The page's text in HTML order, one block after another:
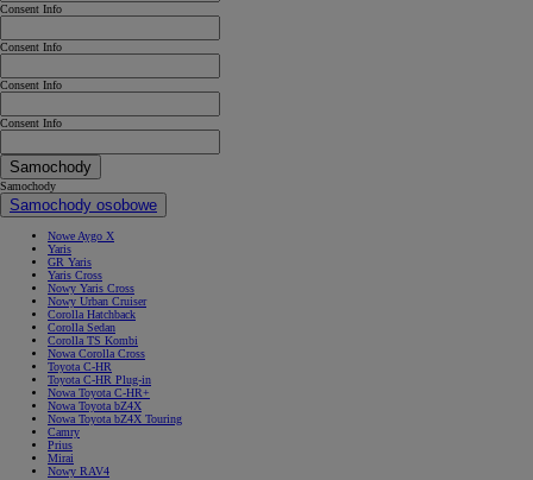
Consent Info
Consent Info
Consent Info
Consent Info
Samochody
Samochody
Samochody osobowe
Nowe Aygo X
Yaris
GR Yaris
Yaris Cross
Nowy Yaris Cross
Nowy Urban Cruiser
Corolla Hatchback
Corolla Sedan
Corolla TS Kombi
Nowa Corolla Cross
Toyota C-HR
Toyota C-HR Plug-in
Nowa Toyota C-HR+
Nowa Toyota bZ4X
Nowa Toyota bZ4X Touring
Camry
Prius
Mirai
Nowy RAV4